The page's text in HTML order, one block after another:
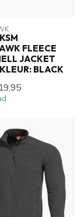
FLEECE
JACKET
BLACK